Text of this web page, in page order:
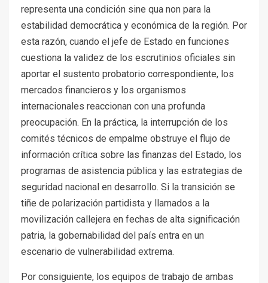
representa una condición sine qua non para la
estabilidad democrática y económica de la región. Por
esta razón, cuando el jefe de Estado en funciones
cuestiona la validez de los escrutinios oficiales sin
aportar el sustento probatorio correspondiente, los
mercados financieros y los organismos
internacionales reaccionan con una profunda
preocupación. En la práctica, la interrupción de los
comités técnicos de empalme obstruye el flujo de
información crítica sobre las finanzas del Estado, los
programas de asistencia pública y las estrategias de
seguridad nacional en desarrollo. Si la transición se
tiñe de polarización partidista y llamados a la
movilización callejera en fechas de alta significación
patria, la gobernabilidad del país entra en un
escenario de vulnerabilidad extrema.
Por consiguiente, los equipos de trabajo de ambas